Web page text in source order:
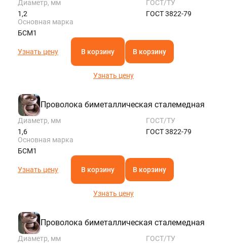
Диаметр, мм
1,2
ГОСТ/ТУ
ГОСТ 3822-79
Основная марка
БСМ1
Узнать цену В корзину В корзину
Узнать цену
Проволока биметаллическая сталемедная
Диаметр, мм
1,6
ГОСТ/ТУ
ГОСТ 3822-79
Основная марка
БСМ1
Узнать цену В корзину В корзину
Узнать цену
Проволока биметаллическая сталемедная
Диаметр, мм
ГОСТ/ТУ